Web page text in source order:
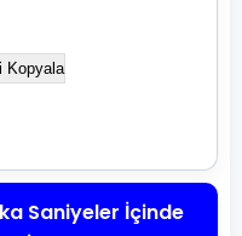
Kopyala
Saniyeler İçinde